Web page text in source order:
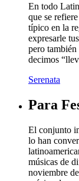
En todo
que se
típico en la
expresarle
pero
decimos
Serenata
Para
El conjunto
lo han
músicas de
noviembre